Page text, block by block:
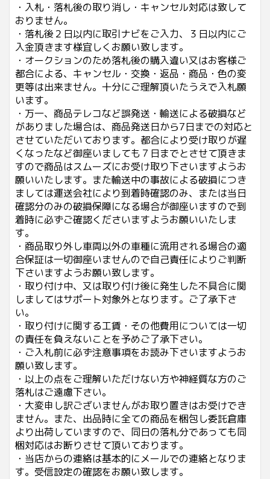
・入札・落札後の取り消し・キャンセル対応は致して
おりません。
・落札後２日以内に取引ナビをご入力、３日以内にご
入金頂きます様宜しくお願い致します。
・オークションのため落札後の購入違い又はお客様ご
都合による、キャンセル・交換・返品・商品・色の変
更等は出来ません。十分にご理解頂いたうえで入札願
います。
・万一、商品テレコなど誤発送・輸送による破損など
がありました場合は、商品発送日から7日までの対応と
させていただいております。都合により受け取りが遅
くなったなど御座いましても７日までとさせて頂きま
すので商品はスムーズにお受け取り下さいますようお
願いいたします。また輸送中の事故による破損につき
ましては運送会社により到着時確認のみ、または当日
確認分のみの破損保障になる場合が御座いますので到
着時に必ずご確認くださいますようお願いいたしま
す。
・商品取り外し車両以外の車種に流用される場合の適
合保証は一切御座いませんので自己責任によりご判断
下さいますようお願い致します。
・取り付け中、又は取り付け後に発生した不具合に関
しましてはサポート対象外となります。ご了承下さ
い。
・取り付けに関する工賃・その他費用については一切
の責任を負えないことを予めご了承下さい。
・ご入札前に必ず注意事項をお読み下さいますようお
願い致します。
・以上の点をご理解いただけない方や神経質な方のご
落札はご遠慮下さい。
・大変申し訳ございませんがお取り置きはお受けでき
ません。また、出品時に全ての商品を梱包し委託倉庫
より出荷していますので、同日の落札分であっても同
梱対応はお断りさせて頂いております。
・当店からの連絡は基本的にメールでの連絡となりま
す。受信設定の確認をお願い致します。